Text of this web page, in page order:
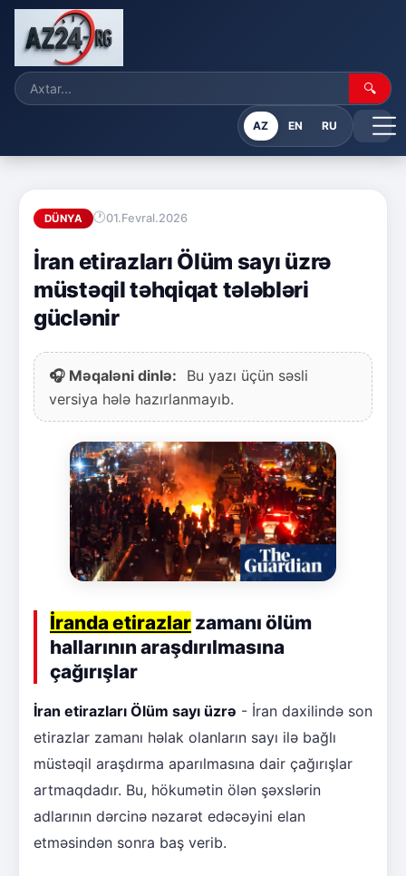
🔍
AZ EN RU
DÜNYA 01.Fevral.2026
İran etirazları Ölüm sayı üzrə
müstəqil təhqiqat tələbləri
güclənir
🎧 Məqaləni dinlə:
Bu yazı üçün səsli
versiya hələ hazırlanmayıb.
İranda etirazlar zamanı ölüm
hallarının araşdırılmasına
çağırışlar
İran etirazları Ölüm sayı üzrə - İran daxilində son
etirazlar zamanı həlak olanların sayı ilə bağlı
müstəqil araşdırma aparılmasına dair çağırışlar
artmaqdadır. Bu, hökumətin ölən şəxslərin
adlarının dərcinə nəzarət edəcəyini elan
etməsindən sonra baş verib.